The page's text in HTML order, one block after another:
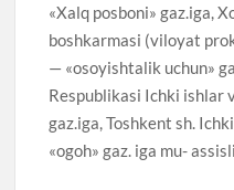
«Xalq posboni» gaz.iga,
boshkarmasi (viloyat
— «osoyishtalik uchun»
Respublikasi Ichki ishlar
gaz.iga, Toshkent sh.
«ogoh» gaz. iga mu-